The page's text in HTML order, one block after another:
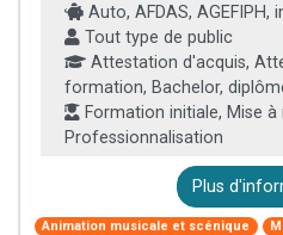
Auto, AFDAS, AGEFIPH,
Tout type de public
Attestation d'acquis,
formation, Bachelor,
Formation initiale, Mise à
Professionnalisation
Plus
Animation musicale et scénique